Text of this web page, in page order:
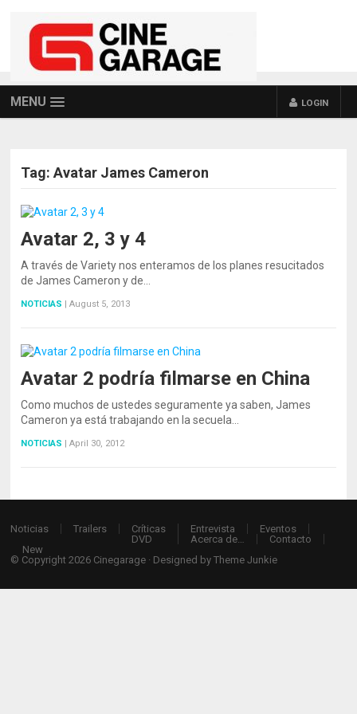
MENU LOGIN
Tag:Avatar James Cameron
Avatar 2, 3 y 4
A través de Variety nos enteramos de los planes resucitados
de James Cameron y de…
NOTICIAS | August 5, 2013
Avatar 2 podría filmarse en China
Como muchos de ustedes seguramente ya saben, James
Cameron ya está trabajando en la secuela…
NOTICIAS | April 30, 2012
Noticias Trailers
Críticas
DVD
Entrevista
Eventos
Acerca de…
Contacto
New
© Copyright 2026 Cinegarage · Designed byTheme Junkie